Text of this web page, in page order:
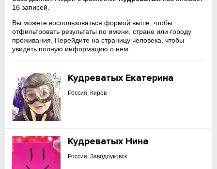
16 записей.
Вы можете воспользоваться формой выше, чтобы
отфильтровать результаты по имени, стране или городу
проживания. Перейдите на страницу человека, чтобы
увидеть полную информацию о нем.
Кудреватых Екатерина
Россия, Киров
Кудреватых Нина
Россия, Заводоуковск